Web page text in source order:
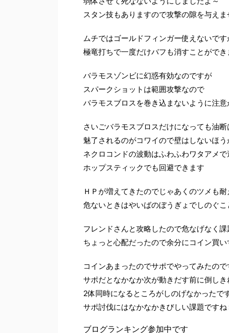
スタン技もありますので攻撃の隙を与えま
ムチではゴールドフィンガー使えないです
極竜打ちで一度だけバフも消すことができ
バラモスゾンビに幻惑有効なのですが
スパークショットは範囲攻撃なので
バラモスブロスを巻き込まないように注
さいごバラモスブロスだけになっても油
魅了されるのがコワイので壁はしないほ
ネクロコンドの波動はふわふわワタアメで
ホップスティックでも回避できます
ＨＰが増えてきたのでじゃあくのツメも
危ないときはやいばのぼうぎょでしのぐ
フレンドさんと攻略したので危なげなく
ちょっと心配だったので余分にコイン買
コインあまったのでサポでやってみたので
サポだとなかなか次が動きだす前に倒しき
2体同時になるところがしのげなかったで
サポ討伐にはなかなかきびしい課題ですね
ブログランキング参加中です